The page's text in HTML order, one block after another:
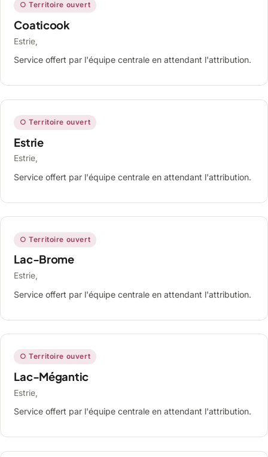
○ Territoire ouvert
Coaticook
Estrie,
Service offert par l'équipe centrale en attendant l'attribution.
○ Territoire ouvert
Estrie
Estrie,
Service offert par l'équipe centrale en attendant l'attribution.
○ Territoire ouvert
Lac-Brome
Estrie,
Service offert par l'équipe centrale en attendant l'attribution.
○ Territoire ouvert
Lac-Mégantic
Estrie,
Service offert par l'équipe centrale en attendant l'attribution.